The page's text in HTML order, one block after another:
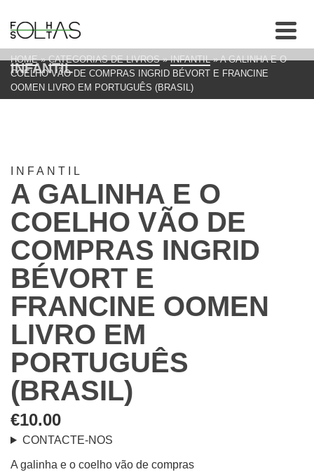
INFANTIL
HOME » CATEGORIAS DE LIVROS » INFANTIL » A GALINHA E O
COELHO VÃO DE COMPRAS INGRID BÉVORT E FRANCINE
OOMEN LIVRO EM PORTUGUÊS (BRASIL)
INFANTIL
A GALINHA E O
COELHO VÃO DE
COMPRAS INGRID
BÉVORT E
FRANCINE OOMEN
LIVRO EM
PORTUGUÊS
(BRASIL)
€10.00
CONTACTE-NOS
A galinha e o coelho vão de compras